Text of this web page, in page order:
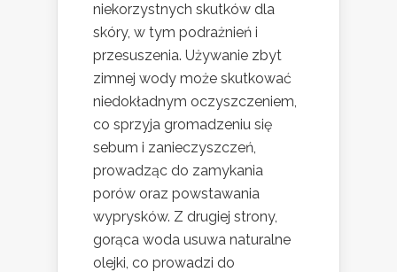
niekorzystnych skutków dla
skóry, w tym podrażnień i
przesuszenia. Używanie zbyt
zimnej wody może skutkować
niedokładnym oczyszczeniem,
co sprzyja gromadzeniu się
sebum i zanieczyszczeń,
prowadząc do zamykania
porów oraz powstawania
wyprysków. Z drugiej strony,
gorąca woda usuwa naturalne
olejki, co prowadzi do